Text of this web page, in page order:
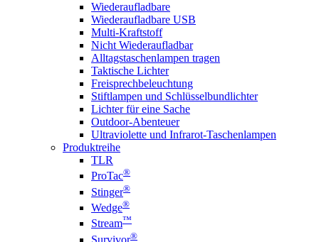
Wiederaufladbare
Wiederaufladbare USB
Multi-Kraftstoff
Nicht Wiederaufladbar
Alltagstaschenlampen tragen
Taktische Lichter
Freisprechbeleuchtung
Stiftlampen und Schlüsselbundlichter
Lichter für eine Sache
Outdoor-Abenteuer
Ultraviolette und Infrarot-Taschenlampen
Produktreihe
TLR
ProTac®
Stinger®
Wedge®
Stream™
Survivor®